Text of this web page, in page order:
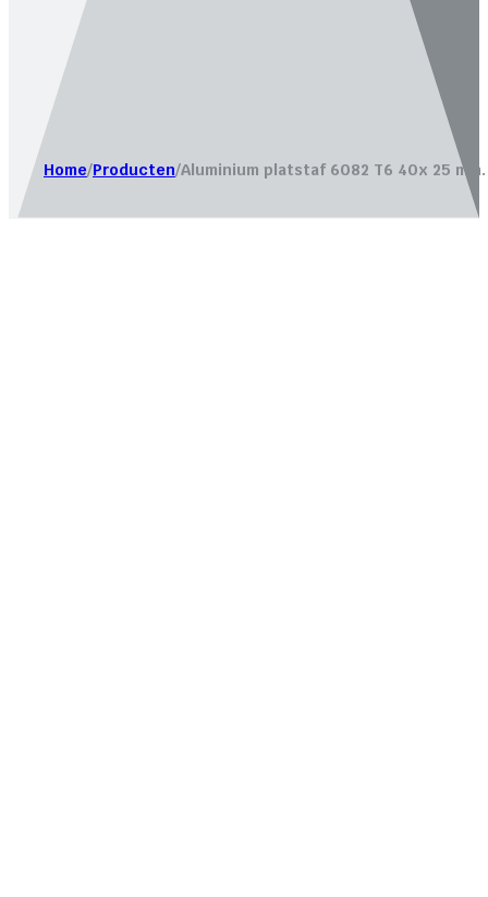
Website laten maken door Bureau Magneet – Online
Home/Producten/Aluminium platstaf 6082 T6 40x 25 mm.